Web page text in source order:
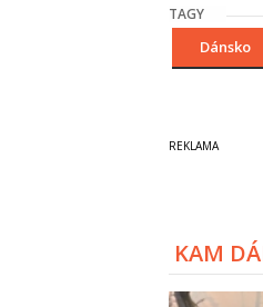
TAGY
Dánsko
KAM